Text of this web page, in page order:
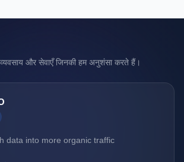
व्यवसाय और सेवाएँ जिनकी हम अनुशंसा करते हैं।
data into more organic traffic